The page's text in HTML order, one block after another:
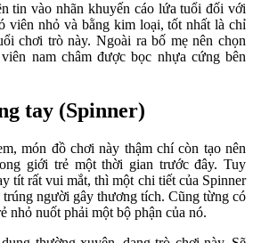
tin vào nhãn khuyến cáo lứa tuổi đối với
viên nhỏ và bằng kim loại, tốt nhất là chỉ
chơi trò này. Ngoài ra bố mẹ nên chọn
nam châm được bọc nhựa cứng bên
tay (Spinner)
món đồ chơi này thậm chí còn tạo nên
giới trẻ một thời gian trước đây. Tuy
tít rất vui mắt, thì một chi tiết của Spinner
trúng người gây thương tích. Cũng từng có
nhỏ nuốt phải một bộ phận của nó.